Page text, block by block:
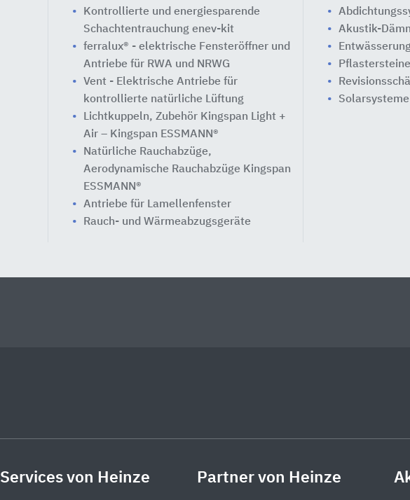
Kontrollierte und energiesparende
Schachtentrauchung enev-kit
ferralux® - elektrische Fensteröffner und
Antriebe für RWA und NRWG
Vent - Elektrische Antriebe für
kontrollierte natürliche Lüftung
Lichtkuppeln, Zubehör Kingspan Light +
Air – Kingspan ESSMANN®
Natürliche Rauchabzüge,
Aerodynamische Rauchabzüge Kingspan
ESSMANN®
Antriebe für Lamellenfenster
Rauch- und Wärmeabzugsgeräte
Akustik-
Solarsysteme
Services von Heinze Partner von Heinze